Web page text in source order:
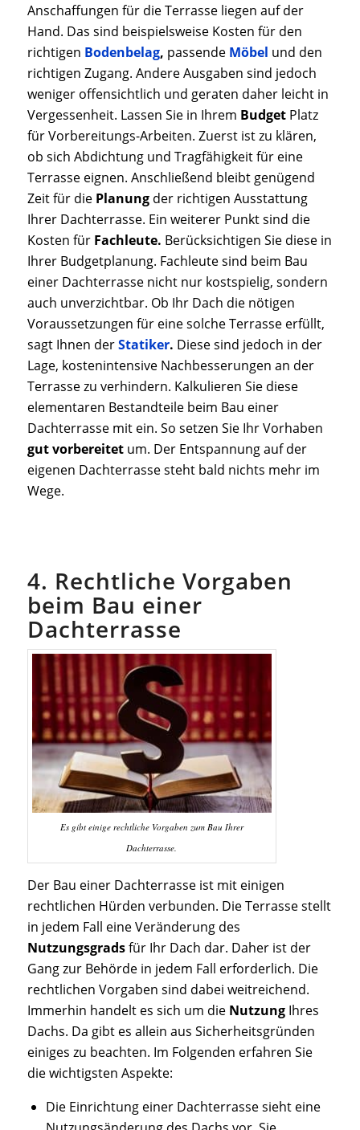
Anschaffungen für die Terrasse liegen auf der
Hand. Das sind beispielsweise Kosten für den
richtigen Bodenbelag, passende Möbel und den
richtigen Zugang. Andere Ausgaben sind jedoch
weniger offensichtlich und geraten daher leicht in
Vergessenheit. Lassen Sie in Ihrem BudgetPlatz
für Vorbereitungs-Arbeiten. Zuerst ist zu klären,
ob sich Abdichtung und Tragfähigkeit für eine
Terrasse eignen. Anschließend bleibt genügend
Zeit für die Planungder richtigen Ausstattung
Ihrer Dachterrasse. Ein weiterer Punkt sind die
Kosten für Fachleute. Berücksichtigen Sie diese in
Ihrer Budgetplanung. Fachleute sind beim Bau
einer Dachterrasse nicht nur kostspielig, sondern
auch unverzichtbar. Ob Ihr Dach die nötigen
Voraussetzungen für eine solche Terrasse erfüllt,
sagt Ihnen derStatiker. Diese sind jedoch in der
Lage, kostenintensive Nachbesserungen an der
Terrasse zu verhindern. Kalkulieren Sie diese
elementaren Bestandteile beim Bau einer
Dachterrasse mit ein. So setzen Sie Ihr Vorhaben
gut vorbereitetum. Der Entspannung auf der
eigenen Dachterrasse steht bald nichts mehr im
Wege.
4. Rechtliche Vorgaben
beim Bau einer
Dachterrasse
Es gibt einige rechtliche Vorgaben zum Bau Ihrer
Dachterrasse.
Der Bau einer Dachterrasse ist mit einigen
rechtlichen Hürden verbunden. Die Terrasse stellt
in jedem Fall eine Veränderung des
Nutzungsgradsfür Ihr Dach dar. Daher ist der
Gang zur Behörde in jedem Fall erforderlich. Die
rechtlichen Vorgaben sind dabei weitreichend.
Immerhin handelt es sich um die NutzungIhres
Dachs. Da gibt es allein aus Sicherheitsgründen
einiges zu beachten. Im Folgenden erfahren Sie
die wichtigsten Aspekte:
Die Einrichtung einer Dachterrasse sieht eine